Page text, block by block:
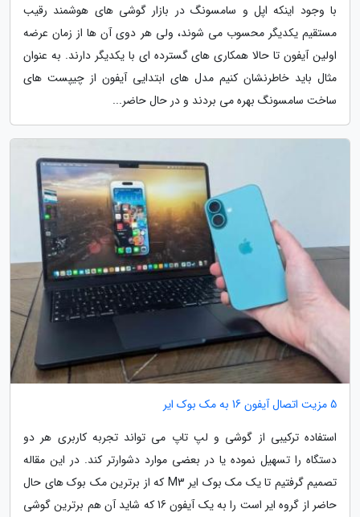
با وجود اینکه اپل و سامسونگ در بازار گوشی های هوشمند رقیب
مستقیم یکدیگر محسوب می شوند، ولی هر دوی آن ها از زمان عرضه
اولین آیفون تا حالا همکاری های گسترده ای با یکدیگر دارند. به عنوان
مثال باید خاطرنشان کنیم مدل های ابتدایی آیفون از چیپست های
ساخت سامسونگ بهره می بردند و در حال حاضر...
5 مزیت اتصال آیفون 16 به مک بوک ایر
استفاده ترکیبی از گوشی و لپ تاپ می تواند تجربه کاربری هر دو
دستگاه را تسهیل نموده یا در بعضی موارد دشوارتر کند. در این مقاله
تصمیم گرفتیم تا یک مک بوک ایر M3 که از برترین مک بوک های حال
حاضر از گروه ایر است را به یک آیفون 16 که شاید آن هم برترین گوشی